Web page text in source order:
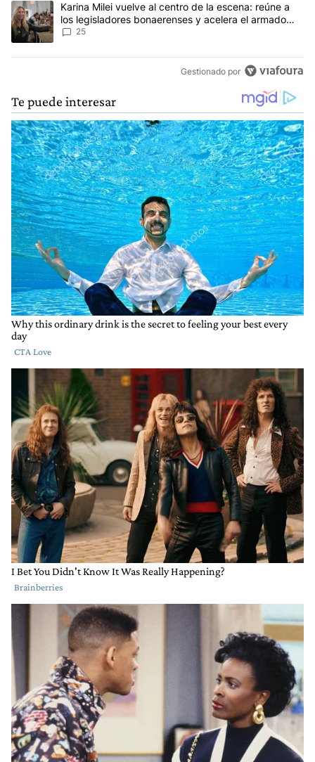
Un artículo de tendencia con el título "Karina Milei vuelve al
Karina Milei vuelve al centro de la escena: reúne a
los legisladores bonaerenses y acelera el armado
para 2027
25
Gestionado por